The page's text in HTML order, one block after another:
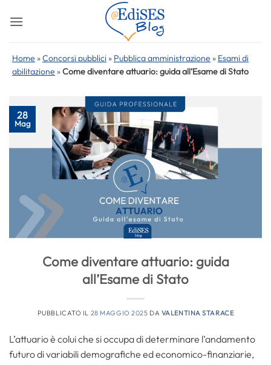
Home »Concorsi pubblici » Pubblica amministrazione » Esami di
abilitazione »Come diventare attuario: guida all’Esame di Stato
28
Mag
Come diventare attuario: guida
all’Esame di Stato
PUBBLICATO IL 28 MAGGIO 2025 DA VALENTINA STARACE
L’attuario è colui che si occupa di determinare l’andamento
futuro di variabili demografiche ed economico-finanziarie,